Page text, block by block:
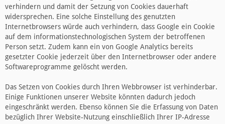
verhindern und damit der Setzung von Cookies dauerhaft
widersprechen. Eine solche Einstellung des genutzten
Internetbrowsers würde auch verhindern, dass Google ein Cookie
auf dem informationstechnologischen System der betroffenen
Person setzt. Zudem kann ein von Google Analytics bereits
gesetzter Cookie jederzeit über den Internetbrowser oder andere
Softwareprogramme gelöscht werden.
Das Setzen von Cookies durch Ihren Webbrowser ist verhinderbar.
Einige Funktionen unserer Website könnten dadurch jedoch
eingeschränkt werden. Ebenso können Sie die Erfassung von Daten
bezüglich Ihrer Website-Nutzung einschließlich Ihrer IP-Adresse